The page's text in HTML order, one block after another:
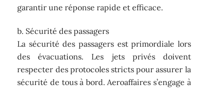
garantir une réponse rapide et efficace.
b. Sécurité des passagers
La sécurité des passagers est primordiale lors
des évacuations. Les jets privés doivent
respecter des protocoles stricts pour assurer la
sécurité de tous à bord. Aeroaffaires s’engage à